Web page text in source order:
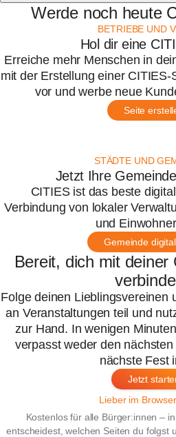
Werde noch heute
BETRIEBE UND
Hol dir eine
Erreiche mehr Menschen in
mit der Erstellung einer
vor und werbe neue
Seite
STÄDTE UND
Jetzt Ihre
CITIES ist das beste
Verbindung von lokaler
und
Gemeinde
Bereit, dich mit deiner
Folge deinen Lieblingsvereinen
an Veranstaltungen teil und
zur Hand. In wenigen
verpasst weder den
nächste Fest
Jetzt
Lieber im
Kostenlos für alle Bürger:innen –
entscheidest, welchen Seiten du folgst